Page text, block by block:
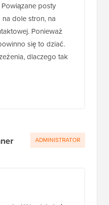
posty
dole stron, na
Ponieważ
się to dziać.
dlaczego tak
ADMINISTRATOR